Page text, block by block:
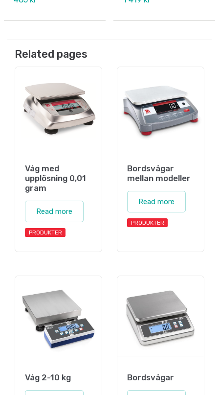
Related pages
Våg med
upplösning 0,01
gram
Read more
PRODUKTER
Bordsvågar
mellan modeller
Read more
PRODUKTER
Våg 2-10 kg Bordsvågar